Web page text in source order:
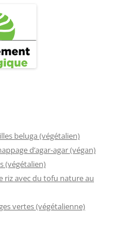
beluga (végétalien)
d’agar-agar (végan)
(végétalien)
riz avec du tofu nature au
vertes (végétalienne)